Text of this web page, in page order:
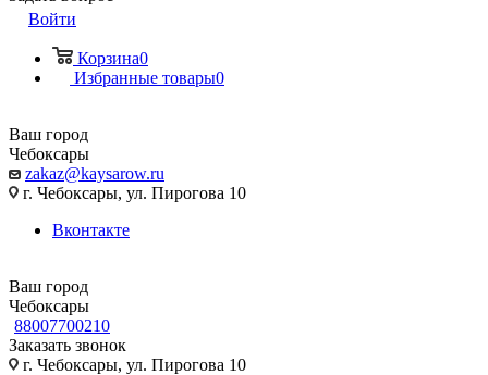
Войти
Корзина0
Избранные товары0
Ваш город
Чебоксары
zakaz@kaysarow.ru
г. Чебоксары, ул. Пирогова 10
Вконтакте
Ваш город
Чебоксары
88007700210
Заказать звонок
г. Чебоксары, ул. Пирогова 10